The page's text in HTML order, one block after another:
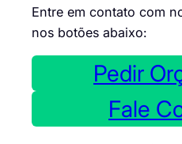
Entre em contato com
nos botões abaixo:
Pedir
Fale